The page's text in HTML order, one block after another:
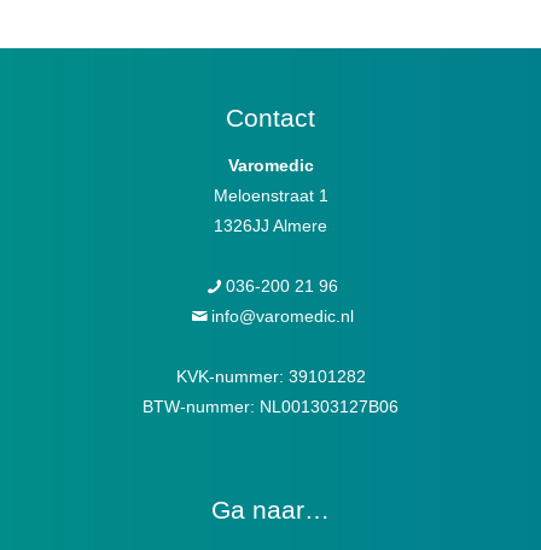
Contact
Varomedic
Meloenstraat 1
1326JJ Almere
036-200 21 96
info@varomedic.nl
KVK-nummer: 39101282
BTW-nummer: NL001303127B06
Ga naar…